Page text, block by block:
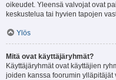
oikeudet. Yleensä valvojat ovat
keskustelua tai hyvien tapojen
Ylös
Mitä ovat käyttäjäryhmät?
Käyttäjäryhmät ovat käyttäjien
joiden kanssa foorumin